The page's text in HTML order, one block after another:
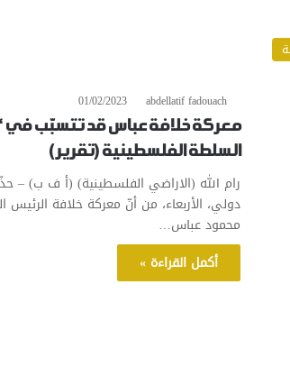
abdellatif fadouach
01/02/2023
معركة خلافة عباس قد تتسبّب في
السلطة الفلسطينية (تقرير)
رام الله (الاراضي الفلسطينية) (أ ف ب) –
دولي، الأربعاء، من أنّ معركة خلافة
محمود عباس…
أكمل القراءة »